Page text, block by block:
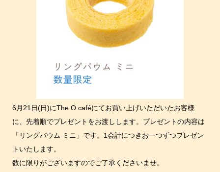
6月21日(日)にThe O caféにてお買い上げいただいたお客様
に、先着順でプレゼントをお渡しします。プレゼントの内容は
「リングバウム ミニ」です。1会計につきお一つずつプレゼン
トいたします。
数に限りがございますのでご了承くださいませ。